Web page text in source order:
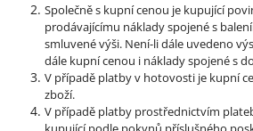
Společně s kupní cenou je kupující
prodávajícímu náklady spojené s
smluvené výši. Není-li dále uvedeno
dále kupní cenou i náklady spojené s
V případě platby v hotovosti je kupní
zboží.
V případě platby prostřednictvím